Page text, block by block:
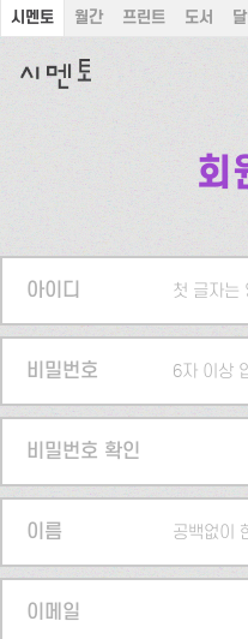
시멘토 월간 프린트 도서
회
아이디 첫 글자는
비밀번호 6자 이상
비밀번호 확인
이름 공백없이
이메일